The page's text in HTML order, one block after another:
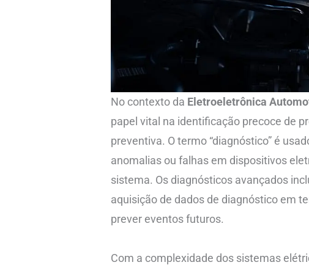
No contexto da Eletroeletrônica
papel vital na identificação precoce de
preventiva. O termo “diagnóstico” é
anomalias ou falhas em dispositivos
sistema. Os diagnósticos avançados
aquisição de dados de diagnóstico em
prever eventos futuros.
Com a complexidade dos sistemas